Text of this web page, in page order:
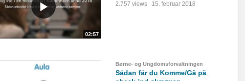
02:57
2.757 views 15. februar 2018
Børne- og Ungdomsforvaltningen
Sådan får du Komme/Gå på